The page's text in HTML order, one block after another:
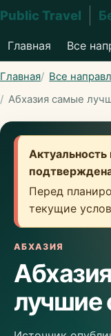
Public Travel
Главная Все
Главная Все
Абхазия самые
Перед
текущие
АБХАЗИЯ
лучшие